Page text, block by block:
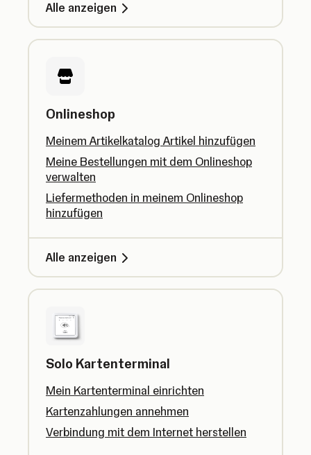
Alle anzeigen
Onlineshop
Meinem Artikelkatalog Artikel hinzufügen
Meine Bestellungen mit dem Onlineshop
verwalten
Liefermethoden in meinem Onlineshop
hinzufügen
Alle anzeigen
Solo Kartenterminal
Mein Kartenterminal einrichten
Kartenzahlungen annehmen
Verbindung mit dem Internet herstellen